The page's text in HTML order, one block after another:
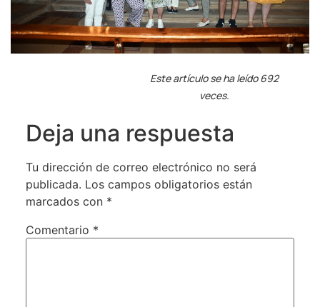
Este artículo se ha leído 692
veces.
Deja una respuesta
Tu dirección de correo electrónico no será
publicada. Los campos obligatorios están
marcados con *
Comentario *